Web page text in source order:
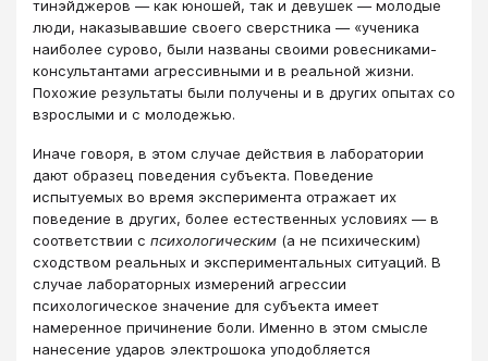
тинэйджеров — как юношей, так и девушек — молодые
люди, наказывавшие своего сверстника — «ученика
наиболее сурово, были названы своими ровесниками-
консультантами агрессивными и в реальной жизни.
Похожие результаты были получены и в других опытах со
взрослыми и с молодежью.
Иначе говоря, в этом случае действия в лаборатории
дают образец поведения субъекта. Поведение
испытуемых во время эксперимента отражает их
поведение в других, более естественных условиях — в
соответствии с психологическим (а не психическим)
сходством реальных и экспериментальных ситуаций. В
случае лабораторных измерений агрессии
психологическое значение для субъекта имеет
намеренное причинение боли. Именно в этом смысле
нанесение ударов электрошока уподобляется